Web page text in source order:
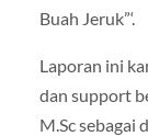
Buah Jeruk”‘.
Laporan ini
dan support
M.Sc sebagai